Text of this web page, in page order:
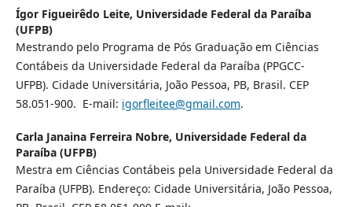
Ígor Figueirêdo Leite, Universidade Federal da Paraíba
(UFPB)
Mestrando pelo Programa de Pós Graduação em Ciências
Contábeis da Universidade Federal da Paraíba (PPGCC-
UFPB). Cidade Universitária, João Pessoa, PB, Brasil. CEP
58.051-900. E-mail: igorfleitee@gmail.com.
Carla Janaina Ferreira Nobre, Universidade Federal da
Paraíba (UFPB)
Mestra em Ciências Contábeis pela Universidade Federal da
Paraíba (UFPB). Endereço: Cidade Universitária, João Pessoa,